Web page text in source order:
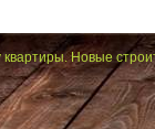
квартиры. Новые